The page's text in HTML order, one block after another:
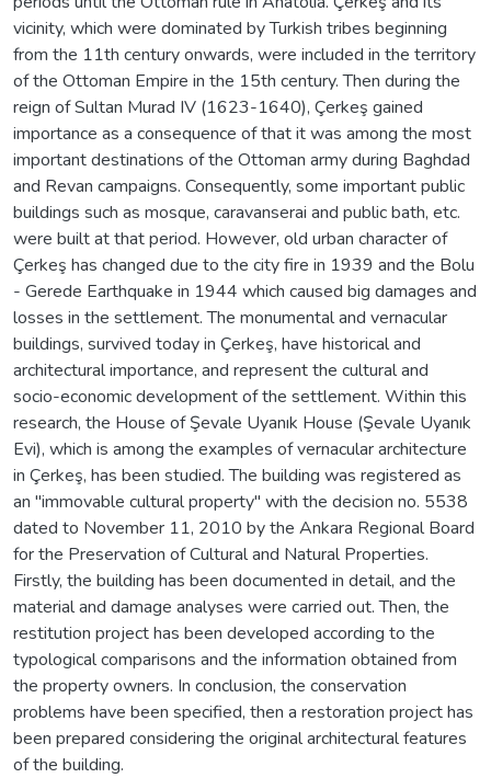
vicinity, which were dominated by Turkish tribes beginning
from the 11th century onwards, were included in the territory
of the Ottoman Empire in the 15th century. Then during the
reign of Sultan Murad IV (1623-1640), Çerkeş gained
importance as a consequence of that it was among the most
important destinations of the Ottoman army during Baghdad
and Revan campaigns. Consequently, some important public
buildings such as mosque, caravanserai and public bath, etc.
were built at that period. However, old urban character of
Çerkeş has changed due to the city fire in 1939 and the Bolu
- Gerede Earthquake in 1944 which caused big damages and
losses in the settlement. The monumental and vernacular
buildings, survived today in Çerkeş, have historical and
architectural importance, and represent the cultural and
socio-economic development of the settlement. Within this
research, the House of Şevale Uyanık House (Şevale Uyanık
Evi), which is among the examples of vernacular architecture
in Çerkeş, has been studied. The building was registered as
an "immovable cultural property" with the decision no. 5538
dated to November 11, 2010 by the Ankara Regional Board
for the Preservation of Cultural and Natural Properties.
Firstly, the building has been documented in detail, and the
material and damage analyses were carried out. Then, the
restitution project has been developed according to the
typological comparisons and the information obtained from
the property owners. In conclusion, the conservation
problems have been specified, then a restoration project has
been prepared considering the original architectural features
of the building.